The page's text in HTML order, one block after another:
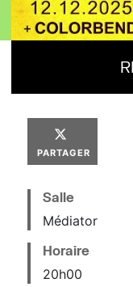
PARTAGER
Salle
Médiator
Horaire
20h00